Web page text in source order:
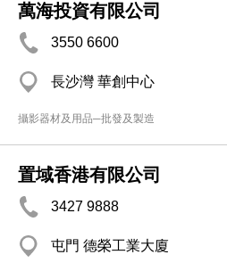
萬海投資有限公司
3550 6600
長沙灣 華創中心
攝影器材及用品─批發及製造
置域香港有限公司
3427 9888
屯門 德榮工業大廈